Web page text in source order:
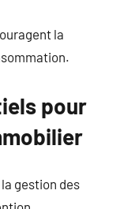
la
pour
gestion des